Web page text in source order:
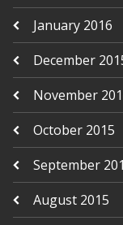
January 2016
December
November
October 2015
September
August 2015